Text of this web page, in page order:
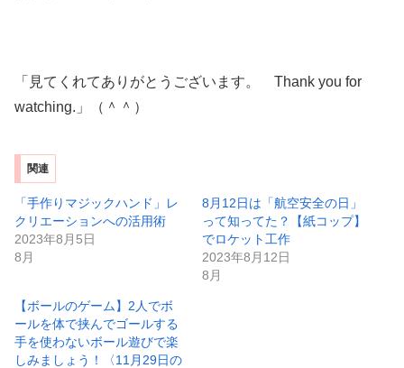
「見てくれてありがとうございます。 Thank you for
watching.」（＾＾）
関連
「手作りマジックハンド」レ
クリエーションへの活用術
2023年8月5日
8月
8月12日は「航空安全の日」
って知ってた？【紙コップ】
でロケット工作
2023年8月12日
8月
【ボールのゲーム】2人でボ
ールを体で挟んでゴールする
手を使わないボール遊びで楽
しみましょう！〈11月29日の